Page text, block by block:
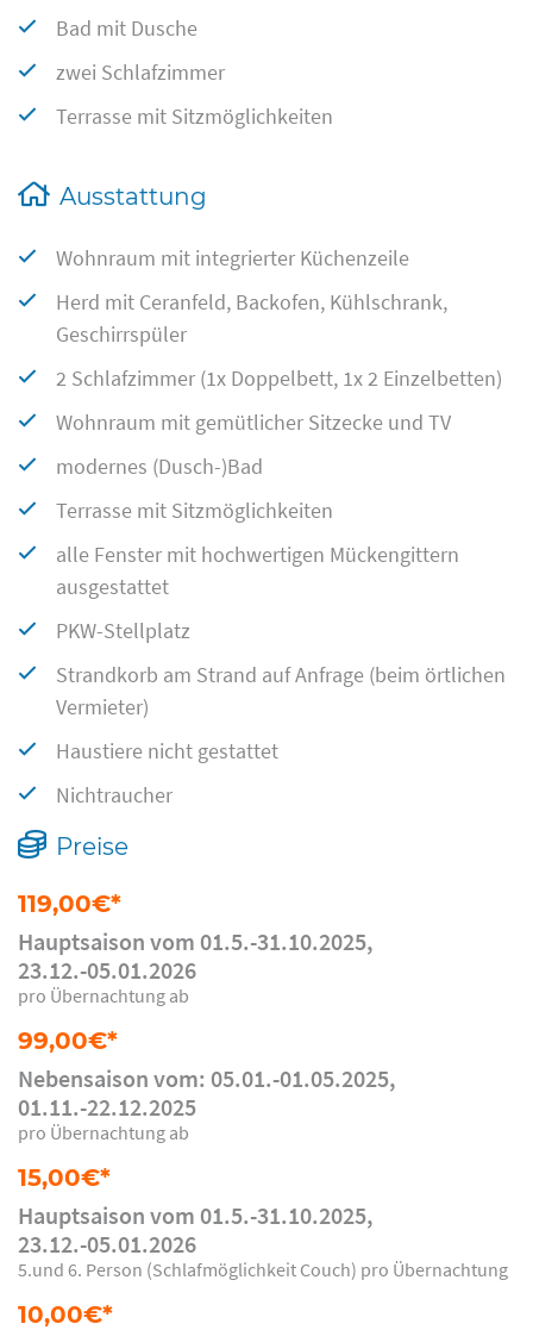
Bad mit Dusche
zwei Schlafzimmer
Terrasse mit Sitzmöglichkeiten
Ausstattung
Wohnraum mit integrierter Küchenzeile
Herd mit Ceranfeld, Backofen, Kühlschrank,
Geschirrspüler
2 Schlafzimmer (1x Doppelbett, 1x 2 Einzelbetten)
Wohnraum mit gemütlicher Sitzecke und TV
modernes (Dusch-)Bad
Terrasse mit Sitzmöglichkeiten
alle Fenster mit hochwertigen Mückengittern
ausgestattet
PKW-Stellplatz
Strandkorb am Strand auf Anfrage (beim örtlichen
Vermieter)
Haustiere nicht gestattet
Nichtraucher
Preise
119,00€*
Hauptsaison vom 01.5.-31.10.2025,
23.12.-05.01.2026
pro Übernachtung ab
99,00€*
Nebensaison vom: 05.01.-01.05.2025,
01.11.-22.12.2025
pro Übernachtung ab
15,00€*
Hauptsaison vom 01.5.-31.10.2025,
23.12.-05.01.2026
5.und 6. Person (Schlafmöglichkeit Couch) pro Übernachtung
10,00€*